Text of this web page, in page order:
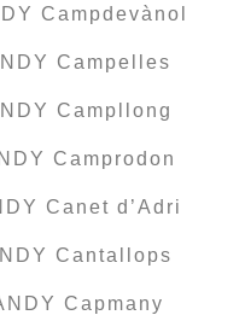
Campdevànol
Campelles
Campllong
Camprodon
Canet d’Adri
Cantallops
Capmany